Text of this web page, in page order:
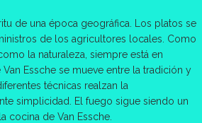
de una época geográfica. Los platos se
de los agricultores locales. Como
la naturaleza, siempre está en
Essche se mueve entre la tradición y
técnicas realzan la
simplicidad. El fuego sigue siendo un
cocina de Van Essche.